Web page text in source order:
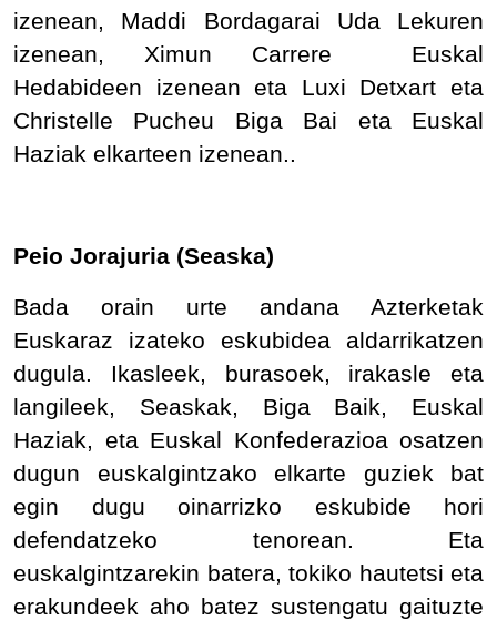
izenean, Maddi Bordagarai Uda Lekuren
izenean, Ximun Carrere Euskal
Hedabideen izenean eta Luxi Detxart eta
Christelle Pucheu Biga Bai eta Euskal
Haziak elkarteen izenean..
Peio Jorajuria (Seaska)
Bada orain urte andana Azterketak
Euskaraz izateko eskubidea aldarrikatzen
dugula. Ikasleek, burasoek, irakasle eta
langileek, Seaskak, Biga Baik, Euskal
Haziak, eta Euskal Konfederazioa osatzen
dugun euskalgintzako elkarte guziek bat
egin dugu oinarrizko eskubide hori
defendatzeko tenorean. Eta
euskalgintzarekin batera, tokiko hautetsi eta
erakundeek aho batez sustengatu gaituzte